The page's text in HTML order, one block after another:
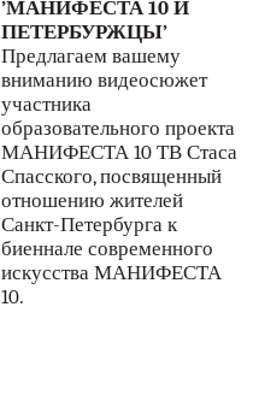
’МАНИФЕСТА 10 И
ПЕТЕРБУРЖЦЫ’
Предлагаем вашему
вниманию видеосюжет
участника
образовательного проекта
МАНИФЕСТА 10 ТВ Стаса
Спасского, посвященный
отношению жителей
Санкт-Петербурга к
биеннале современного
искусства МАНИФЕСТА
10.